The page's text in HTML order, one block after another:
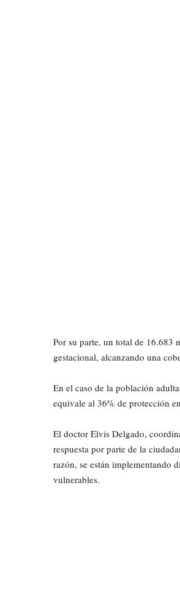
​Por su parte, un total de 16.683
gestacional, alcanzando una
​En el caso de la población
equivale al 36% de protección
​El doctor Elvis Delgado,
respuesta por parte de la
razón, se están implementando
vulnerables.